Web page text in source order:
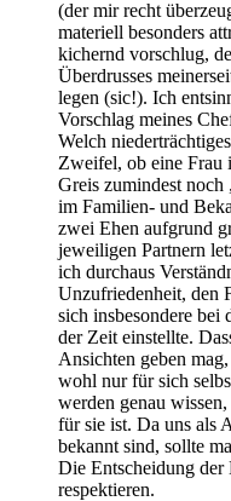
(der mir recht
materiell besonders
kichernd vorschlug,
Überdrusses
legen (sic!). Ich
Vorschlag meines
Welch
Zweifel, ob eine Frau
Greis zumindest noch
im Familien- und
zwei Ehen aufgrund
jeweiligen Partnern
ich durchaus
Unzufriedenheit, den
sich insbesondere bei
der Zeit einstellte.
Ansichten geben
wohl nur für sich
werden genau
für sie ist. Da uns als
bekannt sind, sollte
Die Entscheidung der
respektieren.